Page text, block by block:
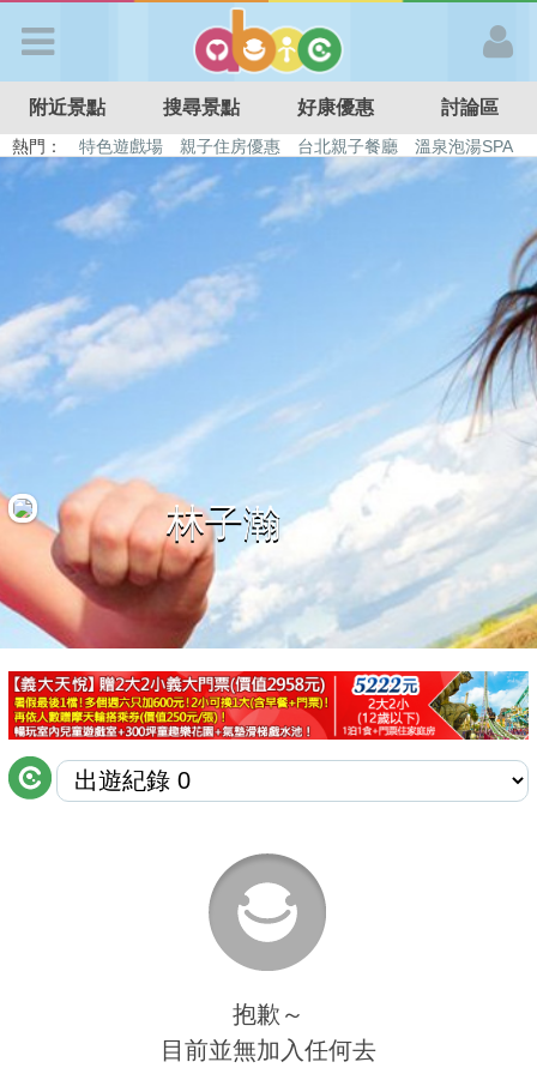
APP登入
首 頁
搜尋景點
好康優惠
最新留言
商家合作
推薦景點
討論區
聯絡我們
附近景點 搜尋景點 好康優惠 討論區
熱門： 特色遊戲場 親子住房優惠 台北親子餐廳
溫泉泡湯SPA
溜滑梯民宿
觀光工廠 日本親子景點
林子瀚
抱歉～
目前並無加入任何去